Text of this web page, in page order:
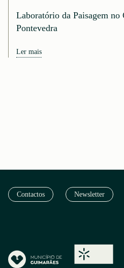
Laboratório da Paisagem no
Pontevedra
Ler mais
Contactos Newsletter